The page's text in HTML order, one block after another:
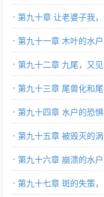
第九十章 让老婆子我
第九十一章 木叶的水
第九十二章 九尾，又
第九十三章 尾兽化和
第九十四章 水户的恐
欠一章！！）
第九十五章 被毁灭的
第九十六章 崩溃的水
第九十七章 斑的失策